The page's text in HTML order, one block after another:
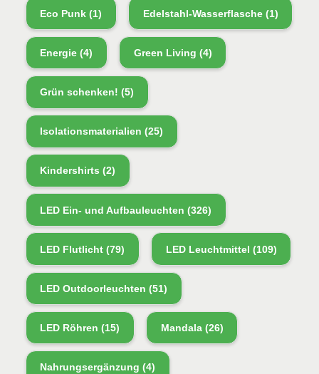
Eco Punk (1) Edelstahl-Wasserflasche(1)
Energie (4) Green Living (4)
Grün schenken! (5)
Isolationsmaterialien (25)
Kindershirts (2)
LED Ein- und Aufbauleuchten (326)
LED Flutlicht (79) LED Leuchtmittel (109)
LED Outdoorleuchten (51)
LED Röhren (15) Mandala(26)
Nahrungsergänzung (4)